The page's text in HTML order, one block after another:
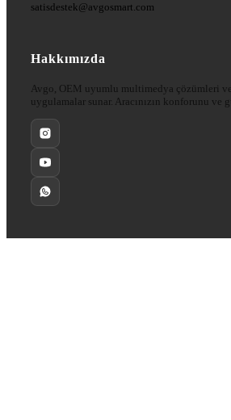
satisdestek@avgosmart.com
Hakkımızda
Avgo, OEM uyumlu multimedya çözümleri
uygulamalar sunar. Aracınızın konforunu ve